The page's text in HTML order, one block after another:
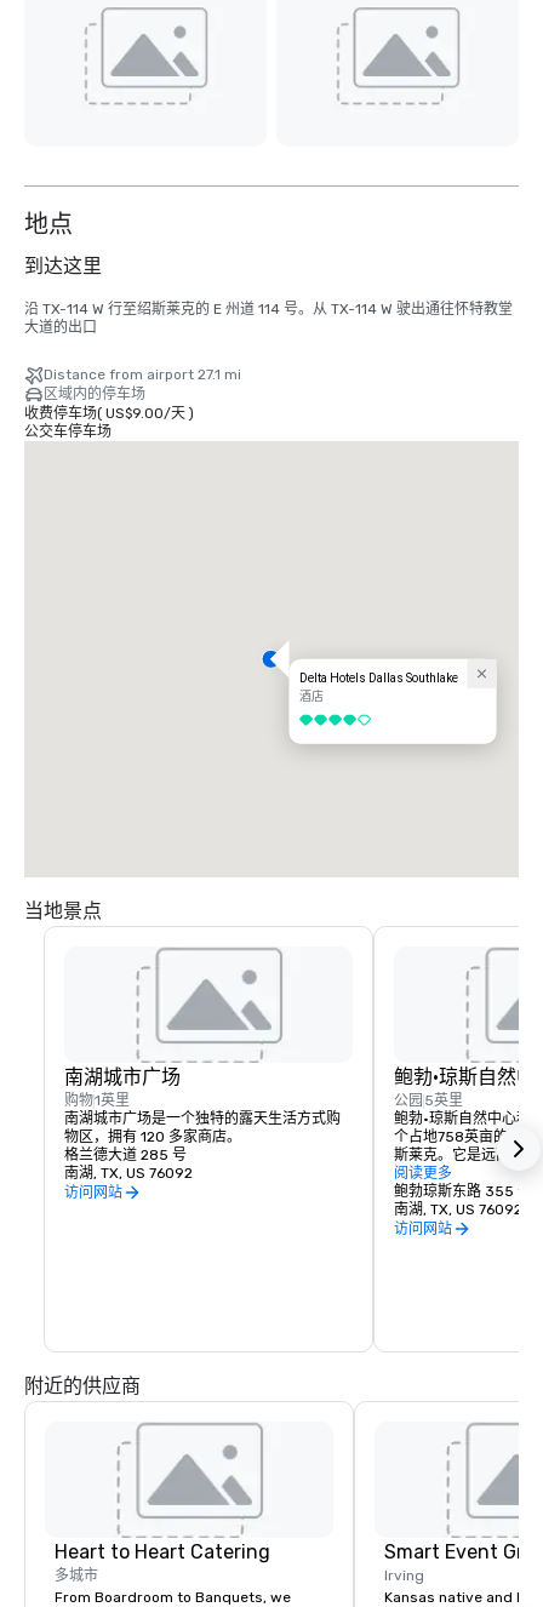
地点
到达这里
沿 TX-114 W 行至绍斯莱克的 E 州道 114 号。从 TX-114 W 驶出通往怀特教堂
大道的出口
Distance from airport 27.1 mi
区域内的停车场
收费停车场( US$9.00/天)
公交车停车场
Delta Hotels Dallas Southlake
酒店
4/5
当地景点
南湖城市广场
购物1英里
南湖城市广场是一个独特的露天生活方式购
物区，拥有 120 多家商店。
格兰德大道 285 号
南湖, TX, US 76092
访问网站
鲍勃·琼斯自然
公园 5英里
鲍勃·琼斯自然中心和
个占地758英亩的公园
斯莱克。它是远离
探索Cross Timbers生
机会。自然中心被超
绕，是超过700种动植
阅读更多
鲍勃琼斯东路 355 号
南湖, TX, US 76092
访问网站
附近的供应商
Heart to Heart Catering
多城市
From Boardroom to Banquets, we
Smart Event
Irving
Kansas native and